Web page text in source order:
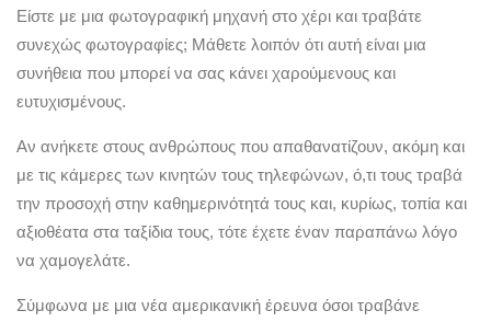
Είστε με μια φωτογραφική μηχανή στο χέρι και τραβάτε
συνεχώς φωτογραφίες; Μάθετε λοιπόν ότι αυτή είναι μια
συνήθεια που μπορεί να σας κάνει χαρούμενους και
ευτυχισμένους.
Αν ανήκετε στους ανθρώπους που απαθανατίζουν, ακόμη και
με τις κάμερες των κινητών τους τηλεφώνων, ό,τι τους τραβά
την προσοχή στην καθημερινότητά τους και, κυρίως, τοπία και
αξιοθέατα στα ταξίδια τους, τότε έχετε έναν παραπάνω λόγο
να χαμογελάτε.
Σύμφωνα με μια νέα αμερικανική έρευνα όσοι τραβάνε